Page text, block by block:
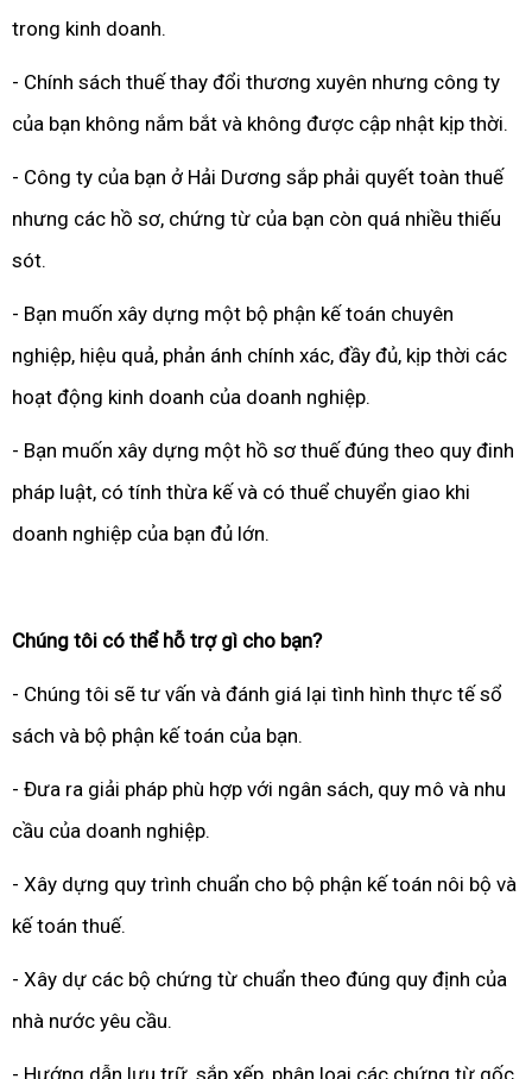
trong kinh doanh.
- Chính sách thuế thay đổi thương xuyên nhưng công ty
của bạn không nắm bắt và không được cập nhật kịp thời.
- Công ty của bạn ở Hải Dương sắp phải quyết toàn thuế
nhưng các hồ sơ, chứng từ của bạn còn quá nhiều thiếu
sót.
- Bạn muốn xây dựng một bộ phận kế toán chuyên
nghiệp, hiệu quả, phản ánh chính xác, đầy đủ, kịp thời các
hoạt động kinh doanh của doanh nghiệp.
- Bạn muốn xây dựng một hồ sơ thuế đúng theo quy đinh
pháp luật, có tính thừa kế và có thuể chuyển giao khi
doanh nghiệp của bạn đủ lớn.
Chúng tôi có thể hỗ trợ gì cho bạn?
- Chúng tôi sẽ tư vấn và đánh giá lại tình hình thực tế sổ
sách và bộ phận kế toán của bạn.
- Đưa ra giải pháp phù hợp với ngân sách, quy mô và nhu
cầu của doanh nghiệp.
- Xây dựng quy trình chuẩn cho bộ phận kế toán nôi bộ và
kế toán thuế.
- Xây dự các bộ chứng từ chuẩn theo đúng quy định của
nhà nước yêu cầu.
- Hướng dẫn lưu trữ, sắp xếp, phân loại các chứng từ gốc